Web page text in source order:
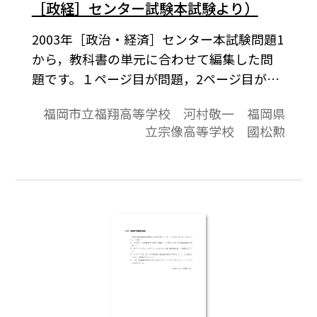
［政経］センター試験本試験より）
2003年［政治・経済］センター本試験問題1
から，教科書の単元に合わせて編集した問
題です。１ページ目が問題，2ページ目が解
福岡市立福翔高等学校 河村敬一 福岡県
立宗像高等学校 國松勲